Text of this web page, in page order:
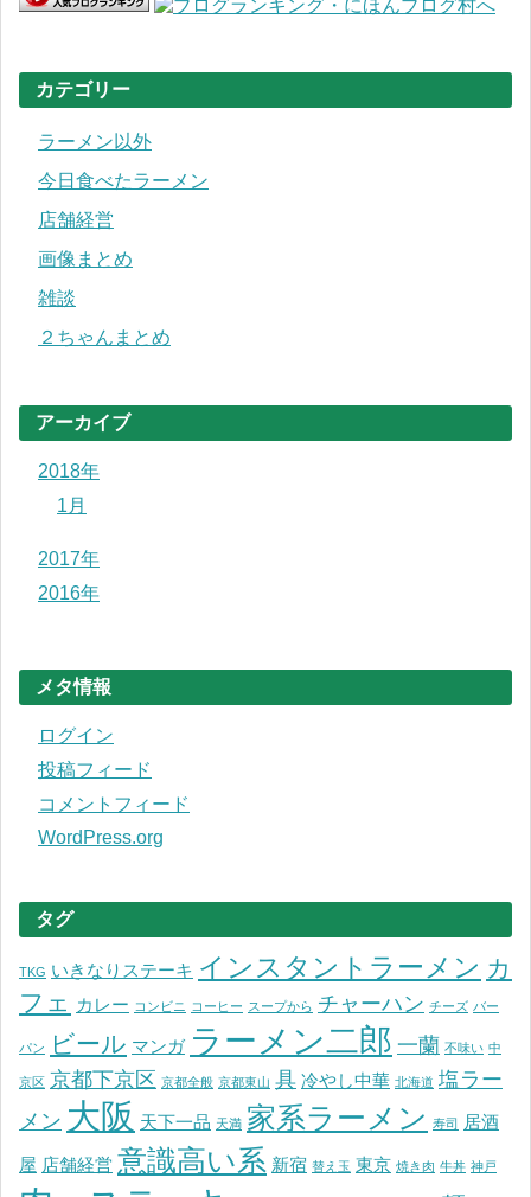
カテゴリー
ラーメン以外
今日食べたラーメン
店舗経営
画像まとめ
雑談
２ちゃんまとめ
アーカイブ
2018年
1月
2017年
2016年
メタ情報
ログイン
投稿フィード
コメントフィード
WordPress.org
タグ
TKG いきなりステーキ インスタントラーメン カ
フェ カレー コンビニ コーヒー スープから チャーハン チーズ バー
パン ビール マンガ ラーメン二郎 一蘭 不味い 中
京区 京都下京区 京都全般 京都東山 具 冷やし中華 北海道 塩ラー
メン 大阪 天下一品 天満 家系ラーメン 寿司 居酒
屋 店舗経営 意識高い系 新宿 替え玉 東京 焼き肉 牛丼 神戸